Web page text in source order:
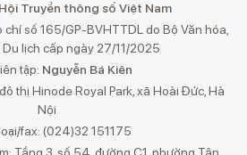
Truyền thông số Việt Nam
số 165/GP-BVHTTDL do Bộ Văn hóa,
lịch cấp ngày 27/11/2025
tập: Nguyễn Bá Kiên
thị Hinode Royal Park, xã Hoài Đức, Hà
Nội
fax: (024)32 151175